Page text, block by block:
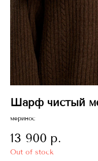
Шарф чистый
меринос
13 900 р.
Out of stock